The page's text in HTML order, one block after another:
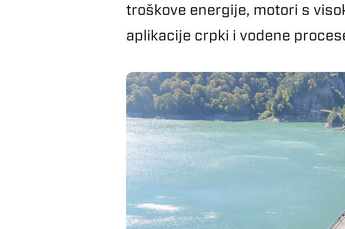
troškove energije, motori s
aplikacije crpki i vodene